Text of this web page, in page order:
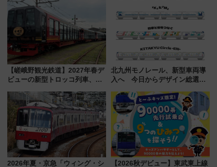
新鎌ヶ谷はどう変わる？ 全テナ
ント情報も公開！
イダー」に注目 2026年夏は所
沢へ遊びに行こう
【嵯峨野観光鉄道】2027年春デ
ビューの新型トロッコ列車、い
は2026年で引退
北九州モノレール、新型車両導
入へ 今日からデザイン総選挙
2026年夏・京急「ウィング・シ 【2026秋デビュー】東武東上線